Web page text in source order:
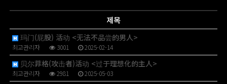
제목
玛门(屁股) 活动 <无法不品尝的男人>
최고관리자 3001 2025-02-14
贝尔菲格(攻击者)活动 <过于理想化的主人>
최고관리자 2981 2025-05-03